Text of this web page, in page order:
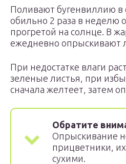
Поливают бугенвиллию в
обильно 2 раза в неделю
прогретой на солнце. В
ежедневно опрыскивают
При недостатке влаги
зеленые листья, при
сначала желтеет, затем
Обратите
Опрыскивание
прицветники,
сухими.